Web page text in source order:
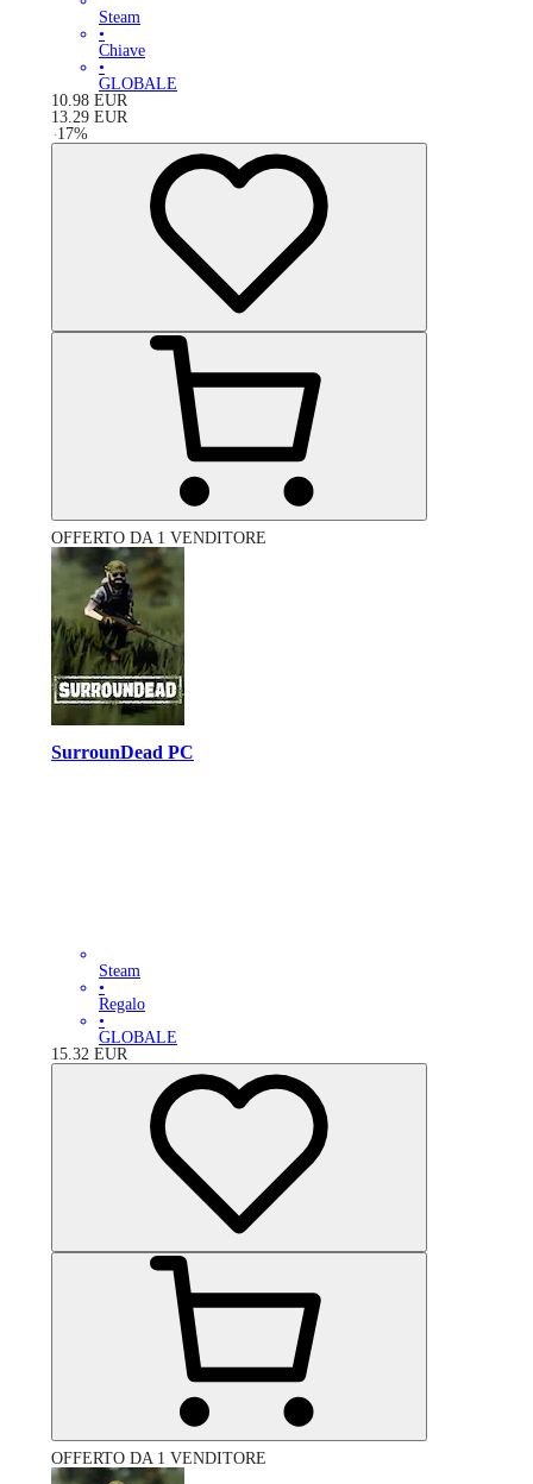
Steam
•
Chiave
•
GLOBALE
10.98 EUR
13.29 EUR
-17%
OFFERTO DA 1 VENDITORE
SurrounDead PC
Steam
•
Regalo
•
GLOBALE
15.32 EUR
OFFERTO DA 1 VENDITORE